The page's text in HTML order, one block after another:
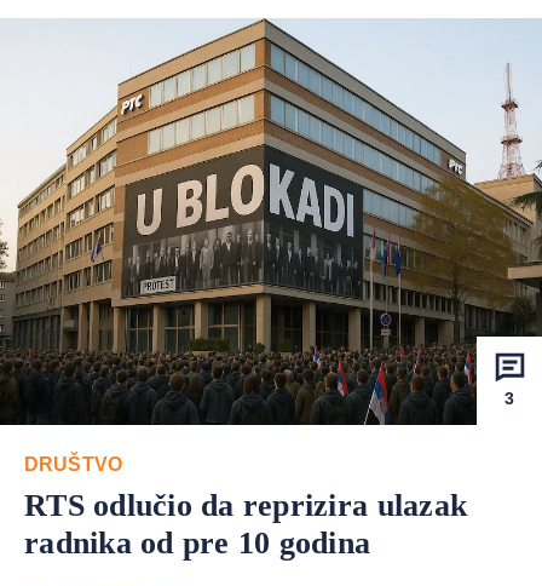
3
DRUŠTVO
RTS odlučio da reprizira ulazak
radnika od pre 10 godina